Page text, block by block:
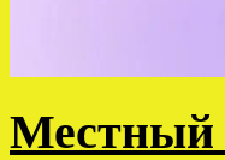
Местный